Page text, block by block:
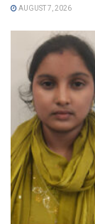
AUGUST 7, 2026